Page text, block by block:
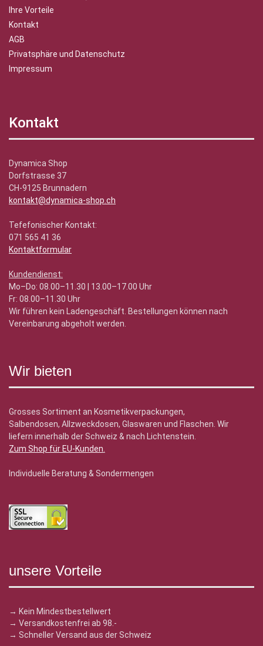
Ihre Vorteile
Kontakt
AGB
Privatsphäre und Datenschutz
Impressum
Kontakt
Dynamica Shop
Dorfstrasse 37
CH-9125 Brunnadern
kontakt@dynamica-shop.ch
Tefefonischer Kontakt:
071 565 41 36
Kontaktformular
Kundendienst:
Mo–Do: 08.00–11.30 | 13.00–17.00 Uhr
Fr: 08.00–11.30 Uhr
Wir führen kein Ladengeschäft. Bestellungen können nach
Vereinbarung abgeholt werden.
Wir bieten
Grosses Sortiment an Kosmetikverpackungen,
Salbendosen, Allzweckdosen, Glaswaren und Flaschen. Wir
liefern innerhalb der Schweiz & nach Lichtenstein.
Zum Shop für EU-Kunden.
Individuelle Beratung & Sondermengen
unsere Vorteile
→ Kein Mindestbestellwert
→ Versandkostenfrei ab 98.-
→ Schneller Versand aus der Schweiz